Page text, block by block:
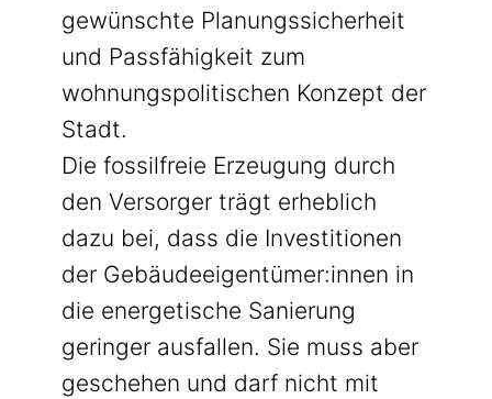
gewünschte Planungssicherheit
und Passfähigkeit zum
wohnungspolitischen Konzept der
Stadt.
Die fossilfreie Erzeugung durch
den Versorger trägt erheblich
dazu bei, dass die Investitionen
der Gebäudeeigentümer:innen in
die energetische Sanierung
geringer ausfallen. Sie muss aber
geschehen und darf nicht mit